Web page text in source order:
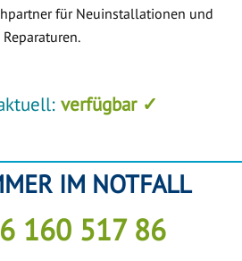
für Neuinstallationen und
Reparaturen.
verfügbar ✓
IM NOTFALL
160 517 86